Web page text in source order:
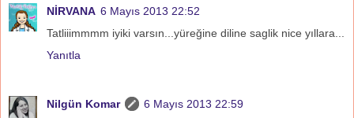
NİRVANA 6 Mayıs 2013 22:52
Tatliiimmmm iyiki varsın...yüreğine diline saglik nice yıllara...
Yanıtla
Nilgün Komar
6 Mayıs 2013 22:59